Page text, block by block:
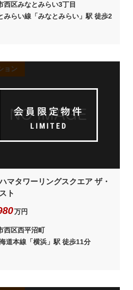
西区みなとみらい3丁目
みらい線「みなとみらい」駅 徒歩2
ョン
マタワーリングスクエア ザ・
ト
万円
西区西平沼町
道本線「横浜」駅 徒歩11分